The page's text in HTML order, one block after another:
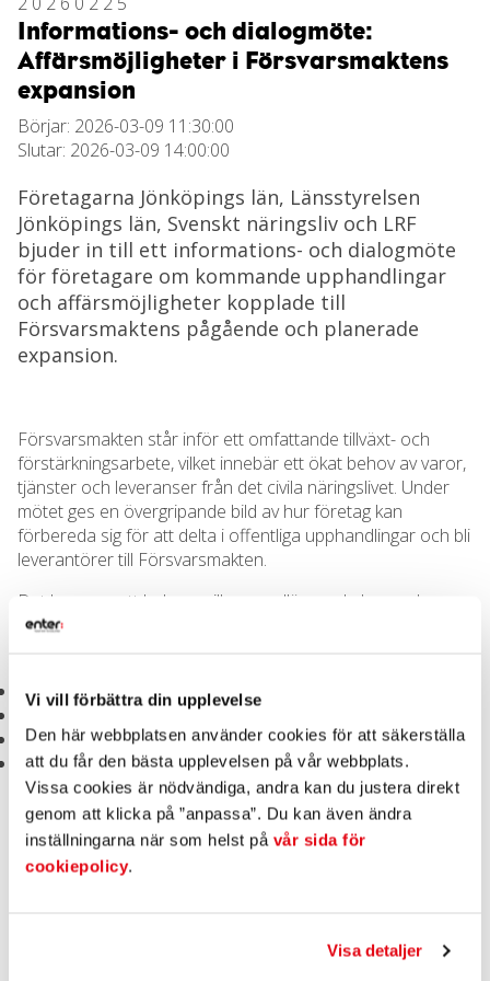
Vi vill förbättra din upplevelse
Den här webbplatsen använder cookies för att säkerställa
att du får den bästa upplevelsen på vår webbplats.
Vissa cookies är nödvändiga, andra kan du justera direkt
genom att klicka på ”anpassa”. Du kan även ändra
inställningarna när som helst på vår sida för
cookiepolicy.
Visa detaljer
Informations- och dialogmöte:
Affärsmöjligheter i Försvarsmaktens
expansion
Börjar: 2026-03-09 11:30:00
Slutar: 2026-03-09 14:00:00
Företagarna Jönköpings län, Länsstyrelsen
Jönköpings län, Svenskt näringsliv och LRF
bjuder in till ett informations- och dialogmöte
för företagare om kommande upphandlingar
och affärsmöjligheter kopplade till
Försvarsmaktens pågående och planerade
expansion.
Försvarsmakten står inför ett omfattande tillväxt- och
förstärkningsarbete, vilket innebär ett ökat behov av varor,
tjänster och leveranser från det civila näringslivet. Under
mötet ges en övergripande bild av hur företag kan
förbereda sig för att delta i offentliga upphandlingar och bli
leverantörer till Försvarsmakten.
Det kommer att belysas vilka grundläggande krav och
förväntningar Försvarsmakten ställer på sina leverantörer.
leveransförmåga och robusthet
kvalitet, säkerhet och regelefterlevnad
informations- och säkerhetsskydd
kontinuitets- och beredskapsförmåga
Syftet är att ge företag en tydligare förståelse för vad som
krävs för att kunna delta i upphandlingar och vara en
långsiktigt hållbar leverantör i ett totalförsvarsperspektiv.
samhällsskydd och beredskaps (MSB) nyligen utskickade
skrivelse till företag om beredskap, med utgångspunkt i